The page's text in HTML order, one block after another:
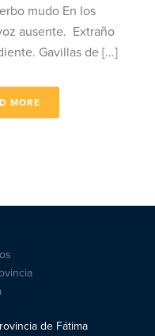
mudo En los
ausente. Extraño
Gavillas de [...]
MORE
de Fátima